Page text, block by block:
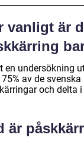
vanligt är
en undersökning
av de
och delta
är